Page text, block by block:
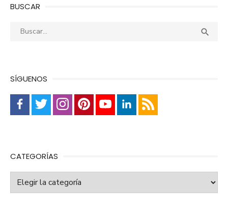
BUSCAR
Buscar: 
SÍGUENOS
CATEGORÍAS
Categorías